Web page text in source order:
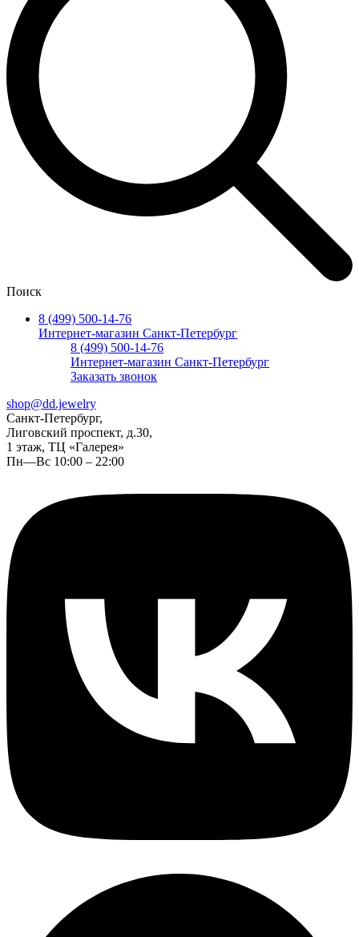
Поиск
8 (499) 500-14-76
Интернет-магазин Санкт-Петербург
8 (499) 500-14-76
Интернет-магазин Санкт-Петербург
Заказать звонок
shop@dd.jewelry
Санкт-Петербург,
Лиговский проспект, д.30,
1 этаж, ТЦ «Галерея»
Пн—Вс 10:00 – 22:00